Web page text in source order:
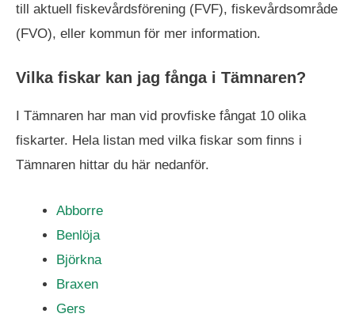
till aktuell fiskevårdsförening (FVF), fiskevårdsområde
(FVO), eller kommun för mer information.
Vilka fiskar kan jag fånga i Tämnaren?
I Tämnaren har man vid provfiske fångat 10 olika
fiskarter. Hela listan med vilka fiskar som finns i
Tämnaren hittar du här nedanför.
Abborre
Benlöja
Björkna
Braxen
Gers